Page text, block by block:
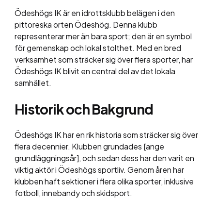
Ödeshögs IK är en idrottsklubb belägen i den
pittoreska orten Ödeshög. Denna klubb
representerar mer än bara sport; den är en symbol
för gemenskap och lokal stolthet. Med en bred
verksamhet som sträcker sig över flera sporter, har
Ödeshögs IK blivit en central del av det lokala
samhället.
Historik och Bakgrund
Ödeshögs IK har en rik historia som sträcker sig över
flera decennier. Klubben grundades [ange
grundläggningsår], och sedan dess har den varit en
viktig aktör i Ödeshögs sportliv. Genom åren har
klubben haft sektioner i flera olika sporter, inklusive
fotboll, innebandy och skidsport.